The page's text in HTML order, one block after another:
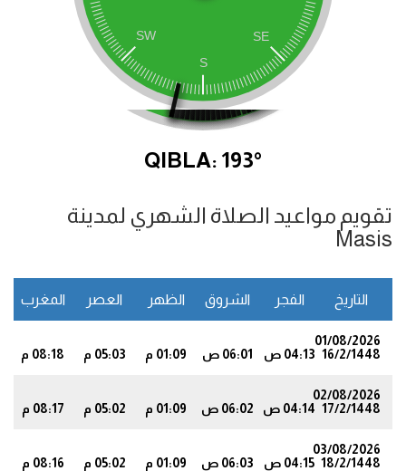
QIBLA: 193°
تقويم مواعيد الصلاة الشهري لمدينة
Masis
التاريخ الفجر الشروق الظهر العصر المغرب
01/08/2026
16/2/1448 04:13 ص 06:01 ص 01:09 م 05:03 م 08:18 م
02/08/2026
17/2/1448 04:14 ص 06:02 ص 01:09 م 05:02 م 08:17 م
03/08/2026
18/2/1448 04:15 ص 06:03 ص 01:09 م 05:02 م 08:16 م